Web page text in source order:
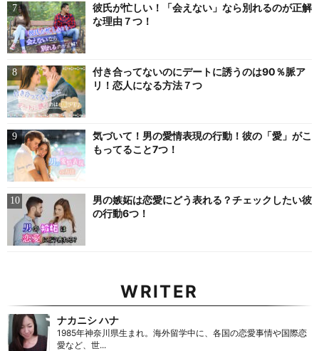
彼氏が忙しい！「会えない」なら別れるのが正解
な理由７つ！
付き合ってないのにデートに誘うのは90％脈ア
リ！恋人になる方法７つ
気づいて！男の愛情表現の行動！彼の「愛」がこ
もってること7つ！
男の嫉妬は恋愛にどう表れる？チェックしたい彼
の行動6つ！
WRITER
ナカニシ ハナ
1985年神奈川県生まれ。海外留学中に、各国の恋愛事情や国際恋
愛など、世...